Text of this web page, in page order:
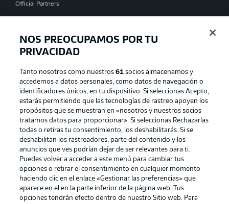
Official Partners
Publicidad Aviso legal
Gestionar las preferencias Declaracion de privacidad
Canales Trabajos
Jugadores Condiciones de uso
Sello Editorial Contacto
NOS PREOCUPAMOS POR TU
PRIVACIDAD
Tanto nosotros como nuestros61 socios almacenamos y
accedemos a datos personales, como datos de navegación o
identificadores únicos, en tu dispositivo. Si seleccionas Acepto,
estarás permitiendo que las tecnologías de rastreo apoyen los
propósitos que se muestran en «nosotros y nuestros socios
tratamos datos para proporcionar». Si seleccionas Rechazarlas
todas o retiras tu consentimiento, los deshabilitarás. Si se
deshabilitan los rastreadores, parte del contenido y los
anuncios que ves podrían dejar de ser relevantes para ti.
Puedes volver a acceder a este menú para cambiar tus
opciones o retirar el consentimiento en cualquier momento
haciendo clic en el enlace «Gestionar las preferencias» que
aparece en el en la parte inferior de la página web. Tus
opciones tendrán efecto dentro de nuestro Sitio web. Para